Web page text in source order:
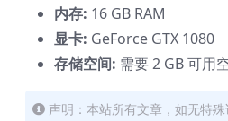
内存: 16 GB RAM
显卡: GeForce GTX 1080
存储空间: 需要 2 GB 可用
声明：本站所有文章，如无特